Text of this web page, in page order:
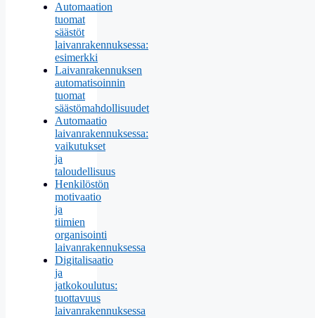
Automaation
tuomat
säästöt
laivanrakennuksessa:
esimerkki
Laivanrakennuksen
automatisoinnin
tuomat
säästömahdollisuudet
Automaatio
laivanrakennuksessa:
vaikutukset
ja
taloudellisuus
Henkilöstön
motivaatio
ja
tiimien
organisointi
laivanrakennuksessa
Digitalisaatio
ja
jatkokoulutus:
tuottavuus
laivanrakennuksessa